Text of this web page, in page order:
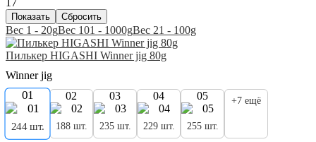
Вес 1 - 20gВес 101 - 1000gВес 21 - 100g
Пилькер HIGASHI Winner jig 80g
Winner jig
01
244 шт.
02
188 шт.
03
235 шт.
04
229 шт.
05
255 шт.
+7 ещё